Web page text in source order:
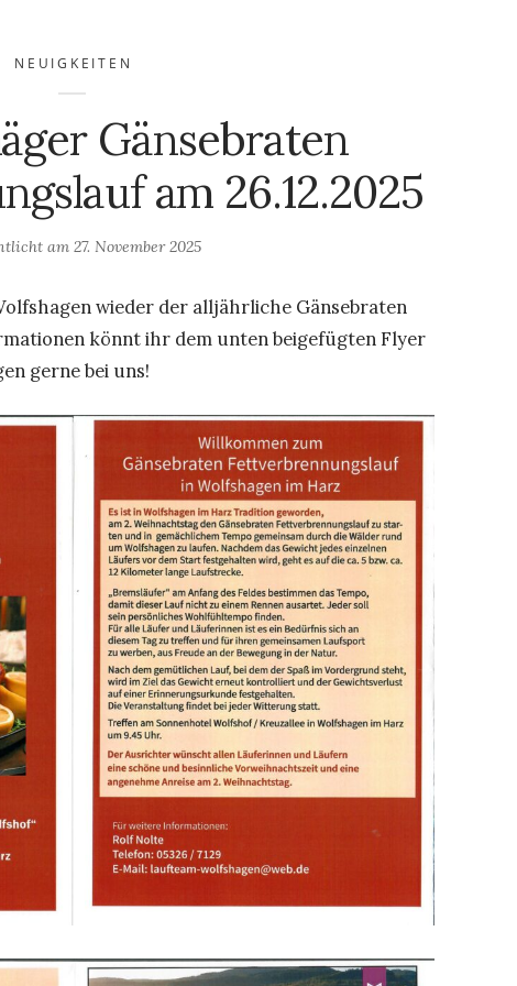
NEUIGKEITEN
Gänsebraten
am 26.12.2025
am 27. November 2025
wieder der alljährliche Gänsebraten
könnt ihr dem unten beigefügten Flyer
gerne bei uns!